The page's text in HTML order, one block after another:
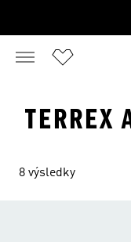
TERREX
8 výsledky